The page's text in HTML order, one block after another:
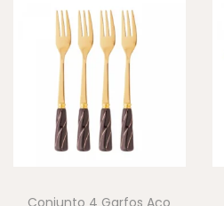
Conjunto 4 Garfos Aço